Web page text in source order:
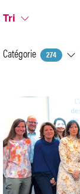
Tri
Catégorie 274